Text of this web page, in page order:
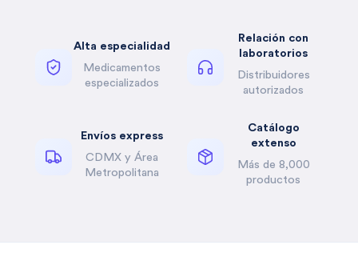
Alta especialidad
Medicamentos
especializados
Relación con
laboratorios
Distribuidores
autorizados
Envíos express
CDMX y Área
Metropolitana
Catálogo
extenso
Más de 8,000
productos